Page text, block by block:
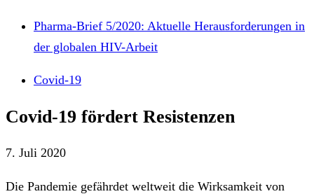
Pharma-Brief 5/2020: Aktuelle Herausforderungen in
der globalen HIV-Arbeit
Covid-19
Covid-19 fördert Resistenzen
7. Juli 2020
Die Pandemie gefährdet weltweit die Wirksamkeit von